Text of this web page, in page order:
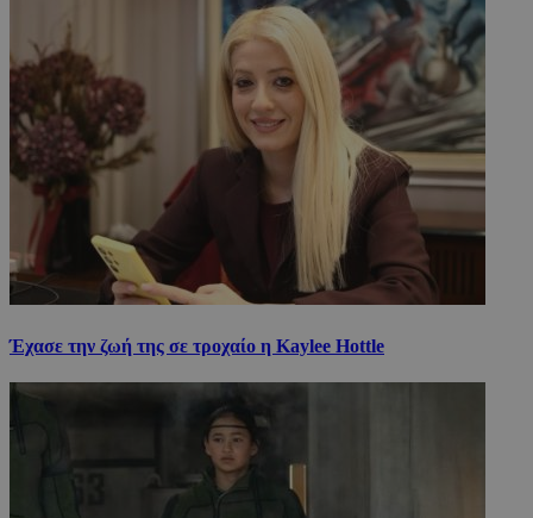
Έχασε την ζωή της σε τροχαίο η Kaylee Hottle